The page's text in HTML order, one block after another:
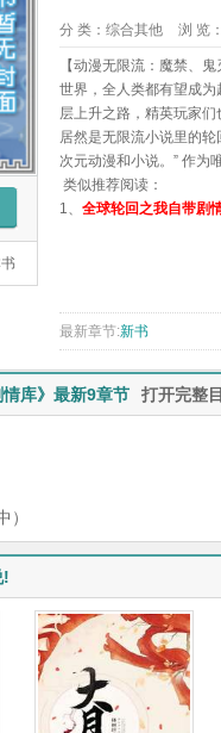
分 类： 综合其他 浏 览：
【动漫无限流：魔禁、
世界，全人类都有望成
层上升之路，精英玩家
居然是无限流小说里的
次元动漫和小说。” 作为
类似推荐阅读：
1、 全球轮回之我自带剧
最新章节:新书
情库》最新9章节 打开完整
）
!